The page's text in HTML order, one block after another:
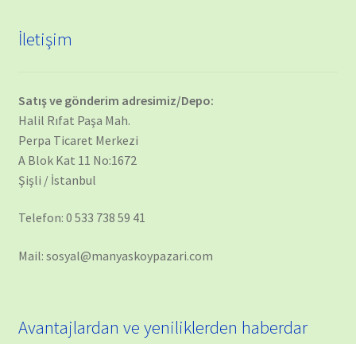
İletişim
Satış ve gönderim adresimiz/Depo:
Halil Rıfat Paşa Mah.
Perpa Ticaret Merkezi
A Blok Kat 11 No:1672
Şişli / İstanbul
Telefon: 0 533 738 59 41
Mail: sosyal@manyaskoypazari.com
Avantajlardan ve yeniliklerden haberdar